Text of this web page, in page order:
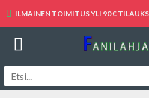
ILMAINEN TOIMITUS YLI 90 €